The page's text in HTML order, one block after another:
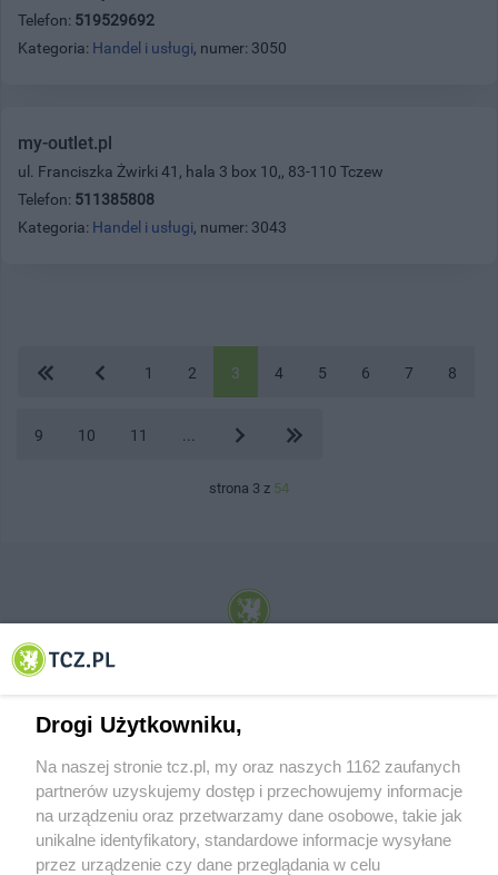
Telefon: 519529692
Kategoria: Handel i usługi, numer: 3050
my-outlet.pl
ul. Franciszka Żwirki 41, hala 3 box 10,, 83-110 Tczew
Telefon: 511385808
Kategoria: Handel i usługi, numer: 3043
1 2 3 4 5 6 7 8
9 10 11
strona 3 z 54
© 2001-2026 Tczew - TCZ.PL Sp. z o.o. Internetowy Serwis Informacyjny Miasta
Drogi Użytkowniku,
Na naszej stronie tcz.pl, my oraz naszych 1162 zaufanych
partnerów uzyskujemy dostęp i przechowujemy informacje
na urządzeniu oraz przetwarzamy dane osobowe, takie jak
unikalne identyfikatory, standardowe informacje wysyłane
przez urządzenie czy dane przeglądania w celu